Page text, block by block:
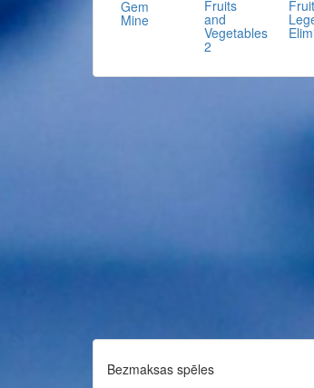
Gem
Mine
Fruits
and
Vegetables
2
Fruit
Bezmaksas spēles